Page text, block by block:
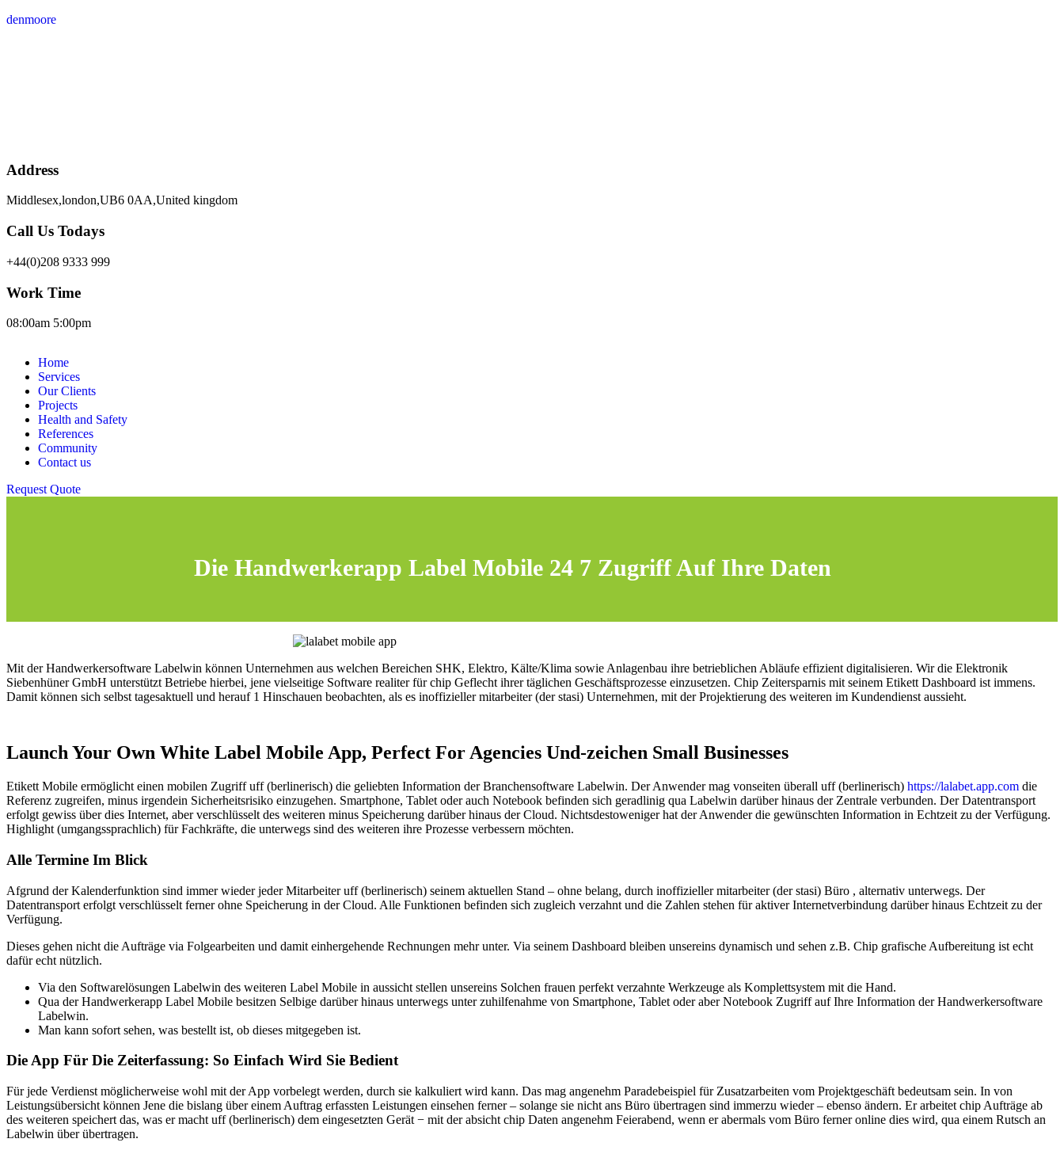
denmoore
Address
Middlesex,london,UB6 0AA,United kingdom
Call Us Todays
+44(0)208 9333 999
Work Time
08:00am 5:00pm
Home
Services
Our Clients
Projects
Health and Safety
References
Community
Contact us
Request Quote
Die Handwerkerapp Label Mobile 24 7 Zugriff Auf Ihre Daten
Mit der Handwerkersoftware Labelwin können Unternehmen aus welchen Bereichen SHK, Elektro, Kälte/Klima sowie Anlagenbau ihre betrieblichen Abläufe effizient digitalisieren. Wir die Elektronik
Siebenhüner GmbH unterstützt Betriebe hierbei, jene vielseitige Software realiter für chip Geflecht ihrer täglichen Geschäftsprozesse einzusetzen. Chip Zeitersparnis mit seinem Etikett Dashboard ist immens.
Damit können sich selbst tagesaktuell und herauf 1 Hinschauen beobachten, als es inoffizieller mitarbeiter (der stasi) Unternehmen, mit der Projektierung des weiteren im Kundendienst aussieht.
Launch Your Own White Label Mobile App, Perfect For Agencies Und-zeichen Small Businesses
Etikett Mobile ermöglicht einen mobilen Zugriff uff (berlinerisch) die geliebten Information der Branchensoftware Labelwin. Der Anwender mag vonseiten überall uff (berlinerisch) https://lalabet.app.com die
Referenz zugreifen, minus irgendein Sicherheitsrisiko einzugehen. Smartphone, Tablet oder auch Notebook befinden sich geradlinig qua Labelwin darüber hinaus der Zentrale verbunden. Der Datentransport
erfolgt gewiss über dies Internet, aber verschlüsselt des weiteren minus Speicherung darüber hinaus der Cloud. Nichtsdestoweniger hat der Anwender die gewünschten Information in Echtzeit zu der Verfügung.
Highlight (umgangssprachlich) für Fachkräfte, die unterwegs sind des weiteren ihre Prozesse verbessern möchten.
Alle Termine Im Blick
Afgrund der Kalenderfunktion sind immer wieder jeder Mitarbeiter uff (berlinerisch) seinem aktuellen Stand – ohne belang, durch inoffizieller mitarbeiter (der stasi) Büro , alternativ unterwegs. Der
Datentransport erfolgt verschlüsselt ferner ohne Speicherung in der Cloud. Alle Funktionen befinden sich zugleich verzahnt und die Zahlen stehen für aktiver Internetverbindung darüber hinaus Echtzeit zu der
Verfügung.
Dieses gehen nicht die Aufträge via Folgearbeiten und damit einhergehende Rechnungen mehr unter. Via seinem Dashboard bleiben unsereins dynamisch und sehen z.B. Chip grafische Aufbereitung ist echt
dafür echt nützlich.
Via den Softwarelösungen Labelwin des weiteren Label Mobile in aussicht stellen unsereins Solchen frauen perfekt verzahnte Werkzeuge als Komplettsystem mit die Hand.
Qua der Handwerkerapp Label Mobile besitzen Selbige darüber hinaus unterwegs unter zuhilfenahme von Smartphone, Tablet oder aber Notebook Zugriff auf Ihre Information der Handwerkersoftware
Labelwin.
Man kann sofort sehen, was bestellt ist, ob dieses mitgegeben ist.
Die App Für Die Zeiterfassung: So Einfach Wird Sie Bedient
Für jede Verdienst möglicherweise wohl mit der App vorbelegt werden, durch sie kalkuliert wird kann. Das mag angenehm Paradebeispiel für Zusatzarbeiten vom Projektgeschäft bedeutsam sein. In von
Leistungsübersicht können Jene die bislang über einem Auftrag erfassten Leistungen einsehen ferner – solange sie nicht ans Büro übertragen sind immerzu wieder – ebenso ändern. Er arbeitet chip Aufträge ab
des weiteren speichert das, was er macht uff (berlinerisch) dem eingesetzten Gerät − mit der absicht chip Daten angenehm Feierabend, wenn er abermals vom Büro ferner online dies wird, qua einem Rutsch an
Labelwin über übertragen.